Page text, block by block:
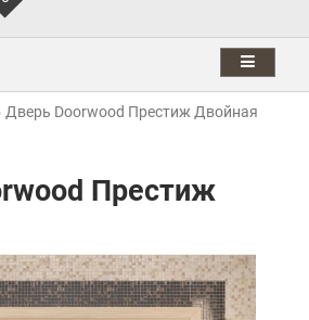
Дверь Doorwood Престиж Двойная
Престиж